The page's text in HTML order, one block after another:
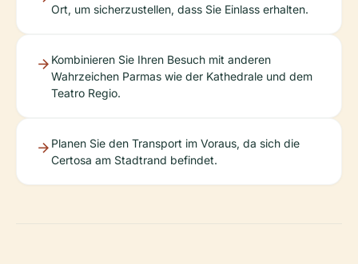
Ort, um sicherzustellen, dass Sie Einlass erhalten.
Kombinieren Sie Ihren Besuch mit anderen
Wahrzeichen Parmas wie der Kathedrale und dem
Teatro Regio.
Planen Sie den Transport im Voraus, da sich die
Certosa am Stadtrand befindet.